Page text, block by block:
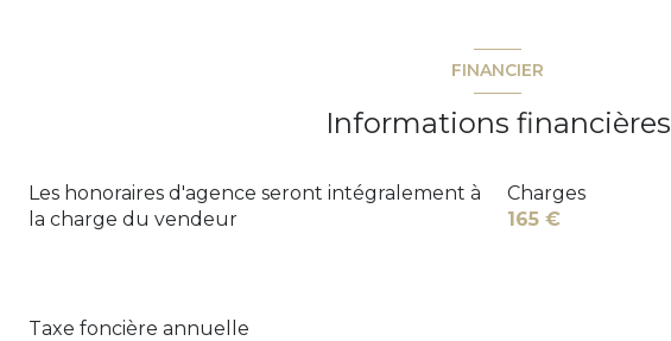
FINANCIER
Informations financières
Les honoraires d'agence seront intégralement à
la charge du vendeur
Charges
165 €
Taxe foncière annuelle